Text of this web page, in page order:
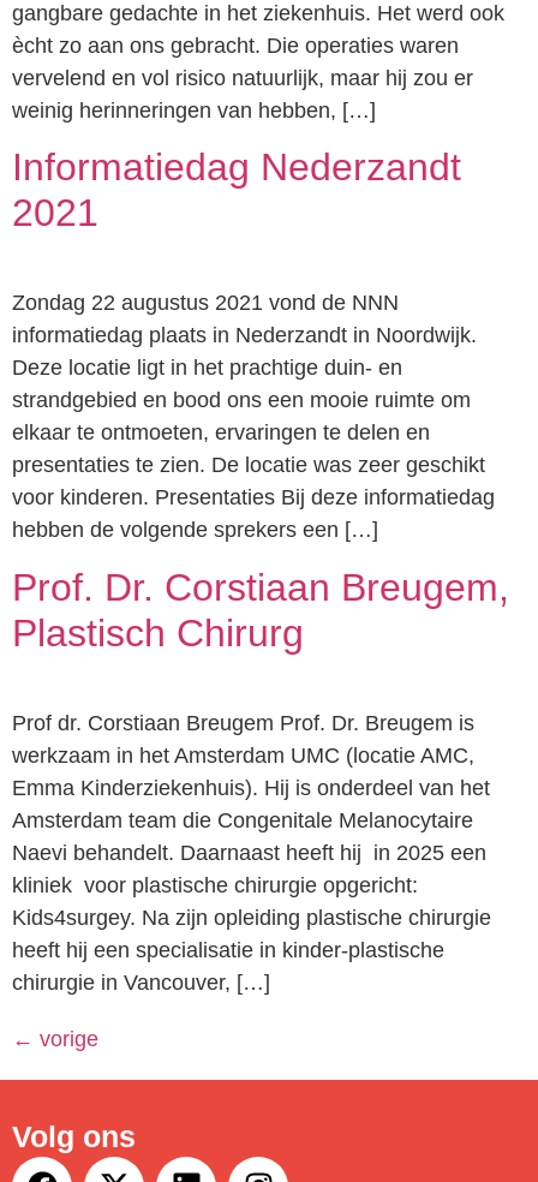
gangbare gedachte in het ziekenhuis. Het werd ook
ècht zo aan ons gebracht. Die operaties waren
vervelend en vol risico natuurlijk, maar hij zou er
weinig herinneringen van hebben, […]
Informatiedag Nederzandt
2021
Zondag 22 augustus 2021 vond de NNN
informatiedag plaats in Nederzandt in Noordwijk.
Deze locatie ligt in het prachtige duin- en
strandgebied en bood ons een mooie ruimte om
elkaar te ontmoeten, ervaringen te delen en
presentaties te zien. De locatie was zeer geschikt
voor kinderen. Presentaties Bij deze informatiedag
hebben de volgende sprekers een […]
Prof. Dr. Corstiaan Breugem,
Plastisch Chirurg
Prof dr. Corstiaan Breugem Prof. Dr. Breugem is
werkzaam in het Amsterdam UMC (locatie AMC,
Emma Kinderziekenhuis). Hij is onderdeel van het
Amsterdam team die Congenitale Melanocytaire
Naevi behandelt. Daarnaast heeft hij in 2025 een
kliniek voor plastische chirurgie opgericht:
Kids4surgey. Na zijn opleiding plastische chirurgie
heeft hij een specialisatie in kinder-plastische
chirurgie in Vancouver, […]
← vorige
Volg ons